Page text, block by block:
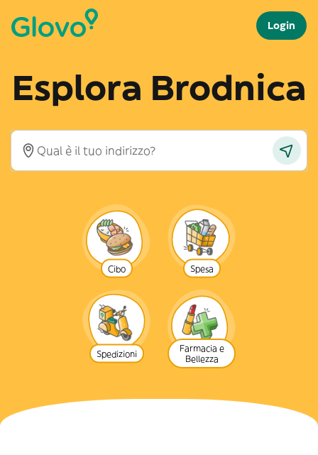
Login
Esplora Brodnica
Cibo Spesa
Spedizioni
Farmacia e
Bellezza